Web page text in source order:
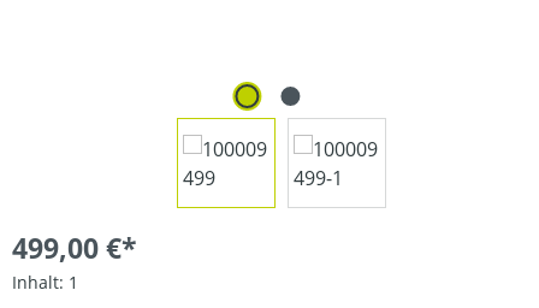
499,00 €*
Inhalt: 1